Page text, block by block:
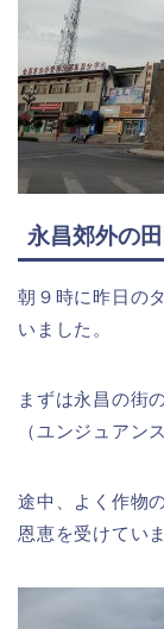
永昌郊外の
朝９時に昨日の
いました。
まずは永昌の街
（ユンジュアン
途中、よく作物
恩恵を受けていま